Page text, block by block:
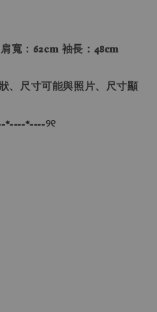
寬：62𝐜𝐦 袖長：48𝐜𝐦
、尺寸可能與照片、尺寸顯
*----*----୨୧